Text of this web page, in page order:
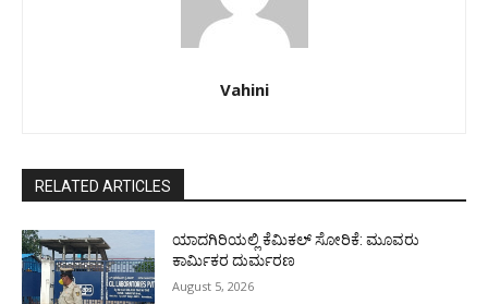
Vahini
RELATED ARTICLES
ಯಾದಗಿರಿಯಲ್ಲಿ ಕೆಮಿಕಲ್ ಸೋರಿಕೆ: ಮೂವರು
ಕಾರ್ಮಿಕರ ದುರ್ಮರಣ
August 5, 2026